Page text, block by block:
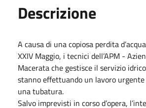
Descrizione
A causa di una copiosa perdita
XXIV Maggio, i tecnici dell’APM -
Macerata che gestisce il servizio
stanno effettuando un lavoro
una tubatura.
Salvo imprevisti in corso d’opera,